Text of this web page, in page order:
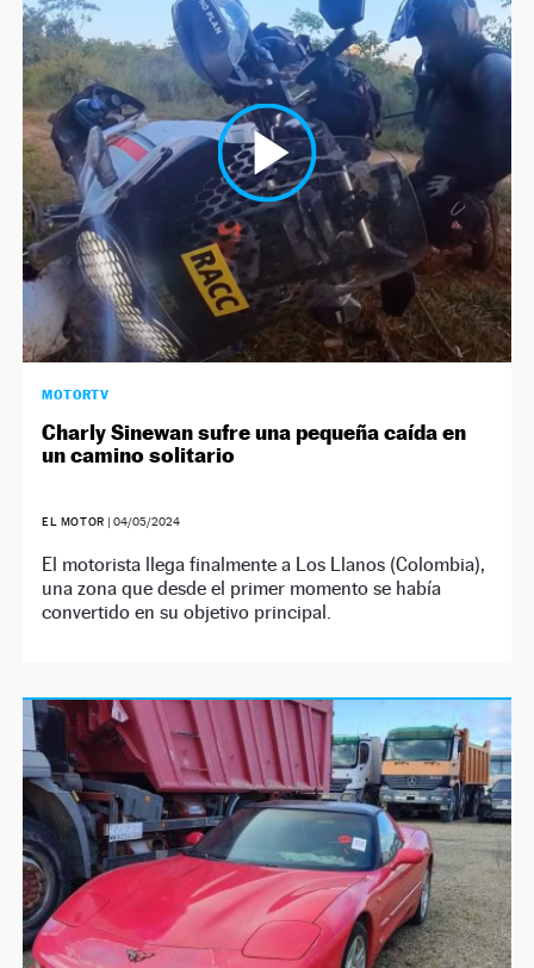
MOTORTV
Charly Sinewan sufre una pequeña caída en
un camino solitario
EL MOTOR | 04/05/2024
El motorista llega finalmente a Los Llanos (Colombia),
una zona que desde el primer momento se había
convertido en su objetivo principal.